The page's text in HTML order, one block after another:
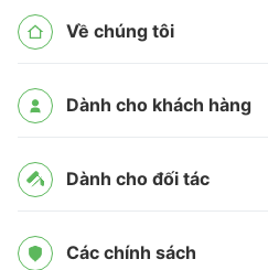
Về chúng tôi
Dành cho khách hàng
Dành cho đối tác
Các chính sách